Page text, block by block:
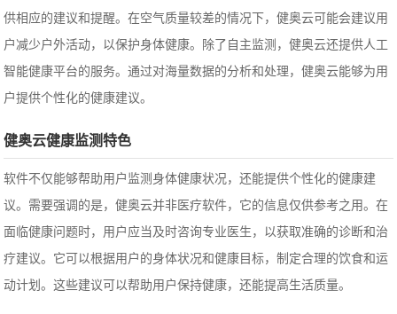
供相应的建议和提醒。在空气质量较差的情况下，健奥云可能会建议用
户减少户外活动，以保护身体健康。除了自主监测，健奥云还提供人工
智能健康平台的服务。通过对海量数据的分析和处理，健奥云能够为用
户提供个性化的健康建议。
健奥云健康监测特色
软件不仅能够帮助用户监测身体健康状况，还能提供个性化的健康建
议。需要强调的是，健奥云并非医疗软件，它的信息仅供参考之用。在
面临健康问题时，用户应当及时咨询专业医生，以获取准确的诊断和治
疗建议。 它可以根据用户的身体状况和健康目标，制定合理的饮食和运
动计划。这些建议可以帮助用户保持健康，还能提高生活质量。